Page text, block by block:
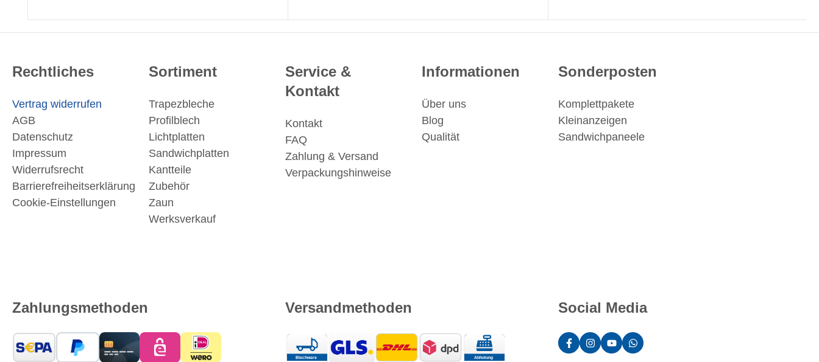
Rechtliches
Vertrag widerrufen
AGB
Datenschutz
Impressum
Widerrufsrecht
Barrierefreiheitserklärung
Cookie-Einstellungen
Sortiment
Trapezbleche
Profilblech
Lichtplatten
Sandwichplatten
Kantteile
Zubehör
Zaun
Werksverkauf
Service &
Kontakt
Kontakt
FAQ
Zahlung & Versand
Verpackungshinweise
Informationen
Über uns
Blog
Qualität
Sonderposten
Komplettpakete
Kleinanzeigen
Sandwichpaneele
Zahlungsmethoden Versandmethoden Social Media